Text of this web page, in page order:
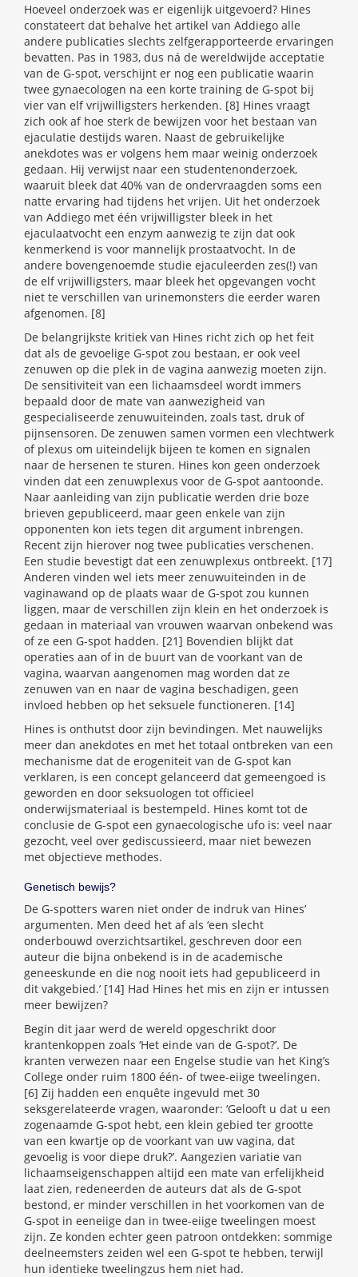
Hoeveel onderzoek was er eigenlijk uitgevoerd? Hines
constateert dat behalve het artikel van Addiego alle
andere publicaties slechts zelfgerapporteerde ervaringen
bevatten. Pas in 1983, dus ná de wereldwijde acceptatie
van de G-spot, verschijnt er nog een publicatie waarin
twee gynaecologen na een korte training de G-spot bij
vier van elf vrijwilligsters herkenden. [8] Hines vraagt
zich ook af hoe sterk de bewijzen voor het bestaan van
ejaculatie destijds waren. Naast de gebruikelijke
anekdotes was er volgens hem maar weinig onderzoek
gedaan. Hij verwijst naar een studentenonderzoek,
waaruit bleek dat 40% van de ondervraagden soms een
natte ervaring had tijdens het vrijen. Uit het onderzoek
van Addiego met één vrijwilligster bleek in het
ejaculaatvocht een enzym aanwezig te zijn dat ook
kenmerkend is voor mannelijk prostaatvocht. In de
andere bovengenoemde studie ejaculeerden zes(!) van
de elf vrijwilligsters, maar bleek het opgevangen vocht
niet te verschillen van urinemonsters die eerder waren
afgenomen. [8]
De belangrijkste kritiek van Hines richt zich op het feit
dat als de gevoelige G-spot zou bestaan, er ook veel
zenuwen op die plek in de vagina aanwezig moeten zijn.
De sensitiviteit van een lichaamsdeel wordt immers
bepaald door de mate van aanwezigheid van
gespecialiseerde zenuwuiteinden, zoals tast, druk of
pijnsensoren. De zenuwen samen vormen een vlechtwerk
of plexus om uiteindelijk bijeen te komen en signalen
naar de hersenen te sturen. Hines kon geen onderzoek
vinden dat een zenuwplexus voor de G-spot aantoonde.
Naar aanleiding van zijn publicatie werden drie boze
brieven gepubliceerd, maar geen enkele van zijn
opponenten kon iets tegen dit argument inbrengen.
Recent zijn hierover nog twee publicaties verschenen.
Een studie bevestigt dat een zenuwplexus ontbreekt. [17]
Anderen vinden wel iets meer zenuwuiteinden in de
vaginawand op de plaats waar de G-spot zou kunnen
liggen, maar de verschillen zijn klein en het onderzoek is
gedaan in materiaal van vrouwen waarvan onbekend was
of ze een G-spot hadden. [21] Bovendien blijkt dat
operaties aan of in de buurt van de voorkant van de
vagina, waarvan aangenomen mag worden dat ze
zenuwen van en naar de vagina beschadigen, geen
invloed hebben op het seksuele functioneren. [14]
Hines is onthutst door zijn bevindingen. Met nauwelijks
meer dan anekdotes en met het totaal ontbreken van een
mechanisme dat de erogeniteit van de G-spot kan
verklaren, is een concept gelanceerd dat gemeengoed is
geworden en door seksuologen tot officieel
onderwijsmateriaal is bestempeld. Hines komt tot de
conclusie de G-spot een gynaecologische ufo is: veel naar
gezocht, veel over gediscussieerd, maar niet bewezen
met objectieve methodes.
Genetisch bewijs?
De G-spotters waren niet onder de indruk van Hines’
argumenten. Men deed het af als ‘een slecht
onderbouwd overzichtsartikel, geschreven door een
auteur die bijna onbekend is in de academische
geneeskunde en die nog nooit iets had gepubliceerd in
dit vakgebied.’ [14] Had Hines het mis en zijn er intussen
meer bewijzen?
Begin dit jaar werd de wereld opgeschrikt door
krantenkoppen zoals ‘Het einde van de G-spot?’. De
kranten verwezen naar een Engelse studie van het King’s
College onder ruim 1800 één- of twee-eiige tweelingen.
[6] Zij hadden een enquête ingevuld met 30
seksgerelateerde vragen, waaronder: ‘Gelooft u dat u een
zogenaamde G-spot hebt, een klein gebied ter grootte
van een kwartje op de voorkant van uw vagina, dat
gevoelig is voor diepe druk?’. Aangezien variatie van
lichaamseigenschappen altijd een mate van erfelijkheid
laat zien, redeneerden de auteurs dat als de G-spot
bestond, er minder verschillen in het voorkomen van de
G-spot in eeneiige dan in twee-eiige tweelingen moest
zijn. Ze konden echter geen patroon ontdekken: sommige
deelneemsters zeiden wel een G-spot te hebben, terwijl
hun identieke tweelingzus hem niet had.